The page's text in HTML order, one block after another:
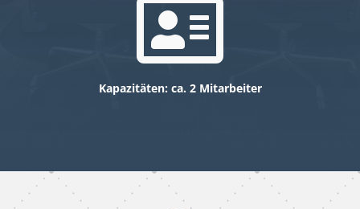

Kapazitäten: ca. 2 Mitarbeiter